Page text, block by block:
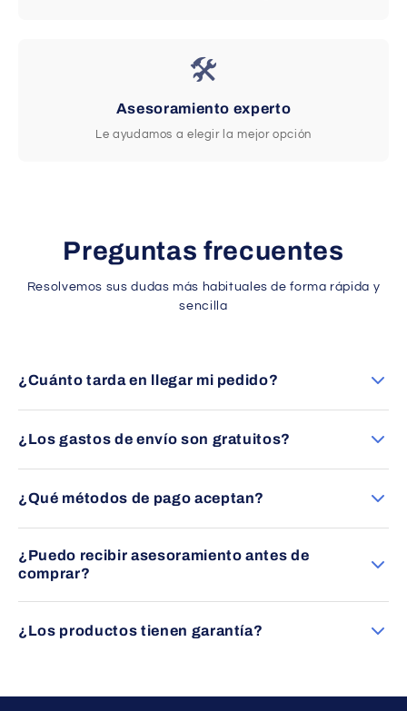
🛠️
Asesoramiento experto
Le ayudamos a elegir la mejor opción
Preguntas frecuentes
Resolvemos sus dudas más habituales de forma rápida y
sencilla
¿Cuánto tarda en llegar mi pedido?
horas en España peninsular (excepto Canarias).
¿Los gastos de envío son gratuitos?
dentro de España peninsular. Consulte las condiciones
¿Qué métodos de pago aceptan?
(Visa/Mastercard) o PayPal, siempre con total seguridad.
¿Puedo recibir asesoramiento antes de
comprar?
para ayudarle a elegir el producto más adecuado a sus
¿Los productos tienen garantía?